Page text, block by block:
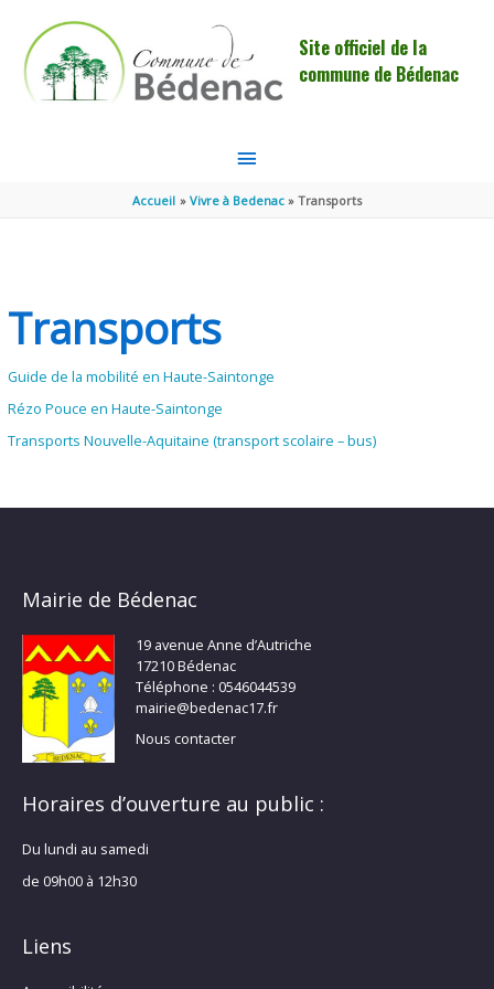
Site officiel de la
commune de Bédenac
MENU
PRINCIPAL
Accueil Vivre à Bedenac Transports
Transports
Guide de la mobilité en Haute-Saintonge
Rézo Pouce en Haute-Saintonge
Transports Nouvelle-Aquitaine (transport scolaire – bus)
Mairie de Bédenac
19 avenue Anne d’Autriche
17210 Bédenac
Téléphone : 0546044539
mairie@bedenac17.fr
Nous contacter
Horaires d’ouverture au public :
Du lundi au samedi
de 09h00 à 12h30
Liens